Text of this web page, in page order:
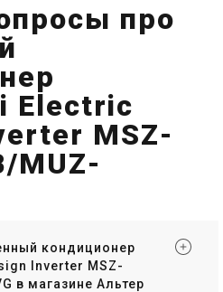
про
Electric
MSZ-
MUZ-
кондиционер
Inverter MSZ-
в магазине Альтер